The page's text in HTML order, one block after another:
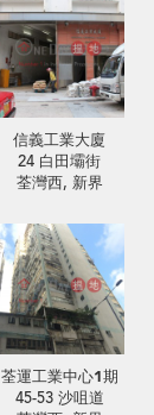
信義工業大廈
24 白田壩街
荃灣西, 新界
荃運工業中心1期
45-53 沙咀道